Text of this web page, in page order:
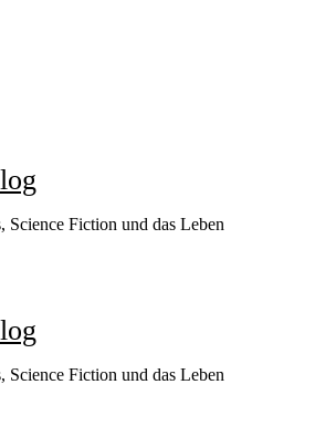
Science Fiction und das Leben
Science Fiction und das Leben